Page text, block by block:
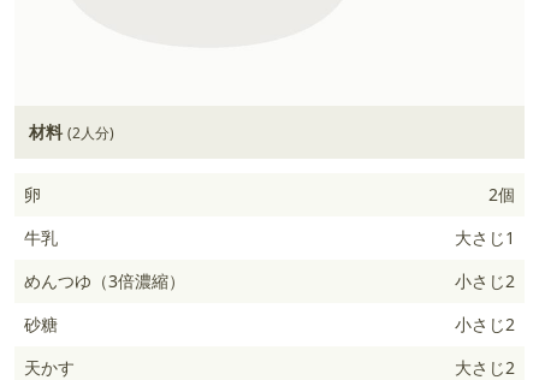
材料 (2人分)
卵
2個
牛乳
大さじ1
めんつゆ（3倍濃縮）
小さじ2
砂糖
小さじ2
天かす
大さじ2